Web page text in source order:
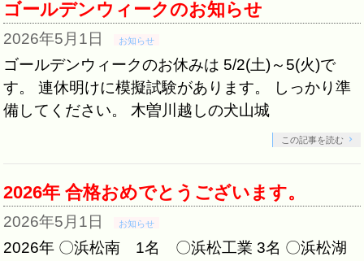
ゴールデンウィークのお知らせ
2026年5月1日 お知らせ
ゴールデンウィークのお休みは 5/2(土)～5(火)で
す。 連休明けに模擬試験があります。 しっかり準
備してください。 木曽川越しの犬山城
この記事を読む
2026年 合格おめでとうございます。
2026年5月1日 お知らせ
2026年 〇浜松南 1名 〇浜松工業 3名 〇浜松湖